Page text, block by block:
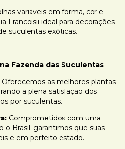
variáveis em forma, cor e
Francoisii ideal para decorações
suculentas exóticas.
Fazenda das Suculentas
Oferecemos as melhores plantas
a plena satisfação dos
por suculentas.
Comprometidos com uma
Brasil, garantimos que suas
e em perfeito estado.